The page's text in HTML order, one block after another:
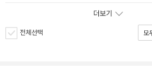
더보기
전체선택 모